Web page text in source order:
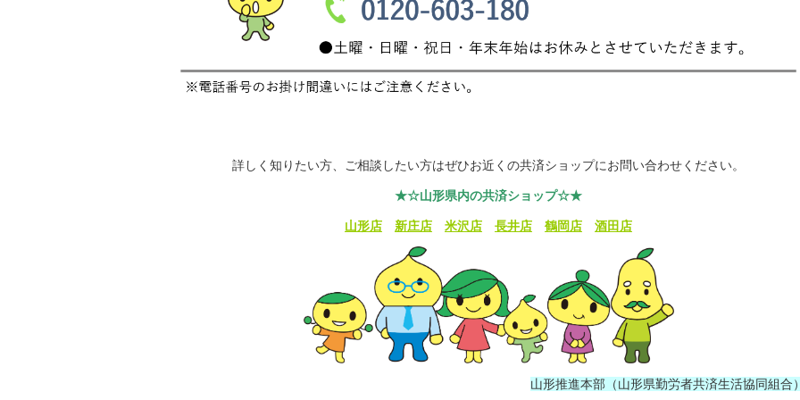
詳しく知りたい方、ご相談したい方はぜひお近くの共済ショップにお問い合わせください。
★☆山形県内の共済ショップ☆★
山形店 新庄店 米沢店 長井店 鶴岡店 酒田店
山形推進本部（山形県勤労者共済生活協同組合